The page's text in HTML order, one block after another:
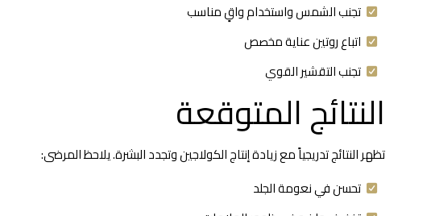
تجنب الشمس واستخدام واقٍ مناسب
اتباع روتين عناية مخصص
تجنب التقشير القوي
النتائج المتوقعة
تظهر النتائج تدريجياً مع زيادة إنتاج الكولاجين وتجدد البشرة. يلاحظ المرضى:
تحسن في نعومة الجلد